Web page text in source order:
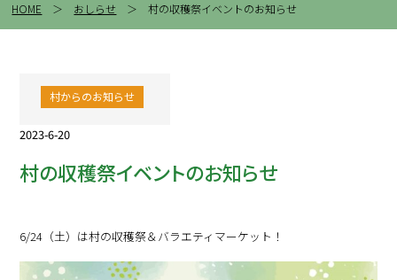
HOME ＞ おしらせ ＞ 村の収穫祭イベントのお知らせ
村からのお知らせ
2023-6-20
村の収穫祭イベントのお知らせ
6/24（土）は村の収穫祭＆バラエティマーケット！